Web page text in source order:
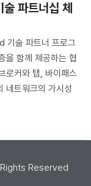
파트너십 체
기술 파트너 프로그
을 함께 제공하는 협
로커와 탭, 바이패스
네트워크의 가시성
Reserved